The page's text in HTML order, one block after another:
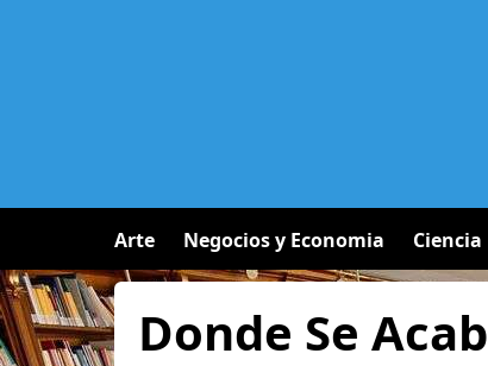
Arte Negocios y Economia Ciencia
Donde Se